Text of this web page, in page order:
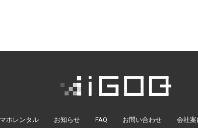
ホレンタル お知らせ FAQ お問い合わせ 会社案